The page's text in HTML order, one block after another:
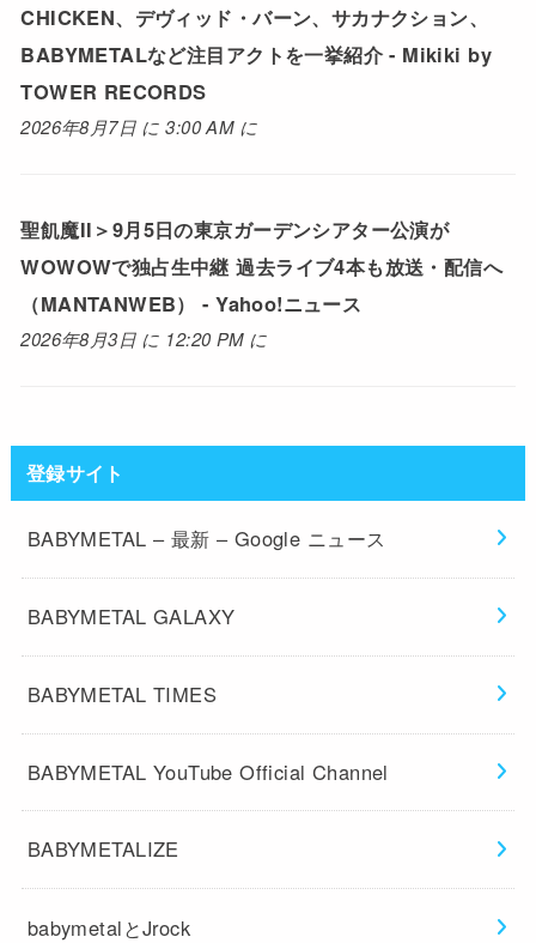
CHICKEN、デヴィッド・バーン、サカナクション、
BABYMETALなど注目アクトを一挙紹介 - Mikiki by
TOWER RECORDS
2026年8月7日 に 3:00 AM に
聖飢魔II＞9月5日の東京ガーデンシアター公演が
WOWOWで独占生中継 過去ライブ4本も放送・配信へ
（MANTANWEB） - Yahoo!ニュース
2026年8月3日 に 12:20 PM に
登録サイト
BABYMETAL – 最新 – Google ニュース
BABYMETAL GALAXY
BABYMETAL TIMES
BABYMETAL YouTube Official Channel
BABYMETALIZE
babymetalとJrock